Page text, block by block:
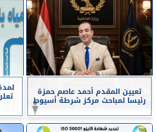
تعيين المقدم أحمد عاصم حمزة
رئيسا لمباحث مركز شرطة أسيوط